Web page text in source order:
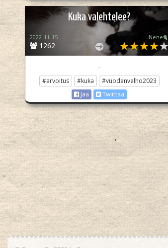
Kuka valehtelee?
1262
2022-11-15 Nene🐈
.
#arvoitus #kuka
#vuodenvelho2023
Jaa
Twiittaa